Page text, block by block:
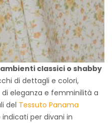
ambienti classici o shabby
di dettagli e colori,
eleganza e femminilità a
del Tessuto Panama
per divani in